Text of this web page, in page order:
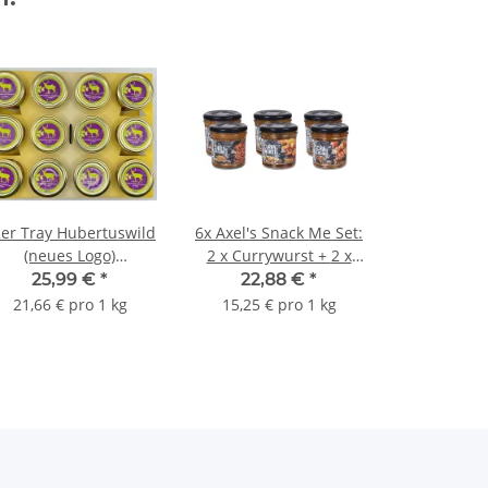
Tray Hubertuswild
(neues Logo)
Leberpastete mit
an Trüffel
25,99 € *
21,66 € pro 1 kg
6x Axel's Snack Me Set:
2 x Currywurst + 2 x
Schaschlik + 2 x Chili
con Carne
22,88 € *
15,25 € pro 1 kg